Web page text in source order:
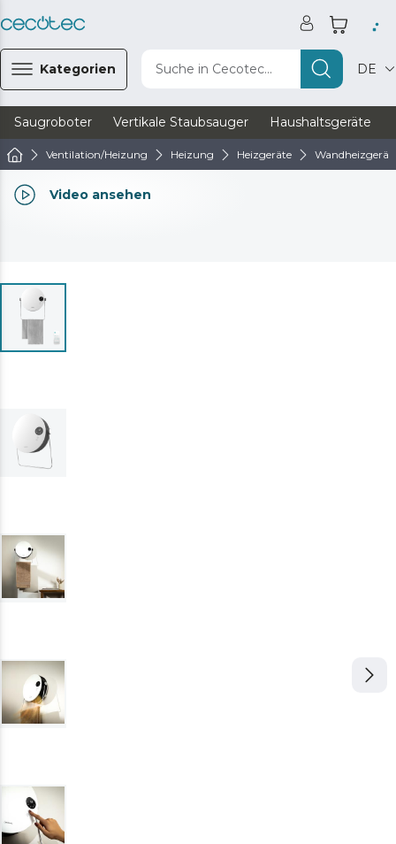
Kategorien Suche in Cecotec... DE
Saugroboter Vertikale Staubsauger Haushaltsgeräte
Ventilation/Heizung Heizung Heizgeräte Wandheizgerät
Video ansehen